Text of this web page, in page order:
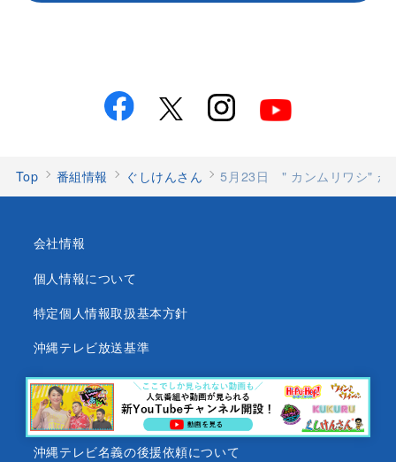
Top 番組情報 ぐしけんさん 5月23日 " カンムリワシ" が
会社情報
個人情報について
特定個人情報取扱基本方針
沖縄テレビ放送基準
沖縄県内放送局一覧
番組審議会
沖縄テレビ名義の後援依頼について